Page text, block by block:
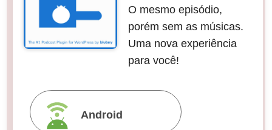
O mesmo episódio,
porém sem as músicas.
Uma nova experiência
para você!
Android